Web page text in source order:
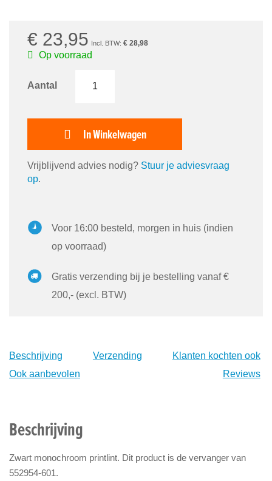
€ 23,95 € 28,98
Op voorraad
Aantal
In Winkelwagen
Vrijblijvend advies nodig? Stuur je adviesvraag
op.
Voor 16:00 besteld, morgen in huis (indien
op voorraad)
Gratis verzending bij je bestelling vanaf €
200,- (excl. BTW)
Beschrijving Verzending
Klanten kochten ook
Ook aanbevolen
Reviews
Beschrijving
Zwart monochroom printlint. Dit product is de vervanger van
552954-601.